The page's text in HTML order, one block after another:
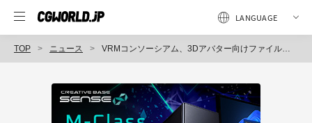
TOP ニュース VRMコンソーシアム、3Dアバター向けファイル形式「VRM」の国際標準化に向け「glTF」開発のKhronos Groupとの連携を発表